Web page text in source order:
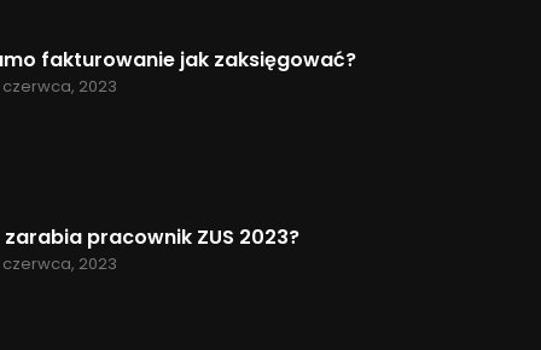
fakturowanie jak zaksięgować?
2023
zarabia pracownik ZUS 2023?
2023